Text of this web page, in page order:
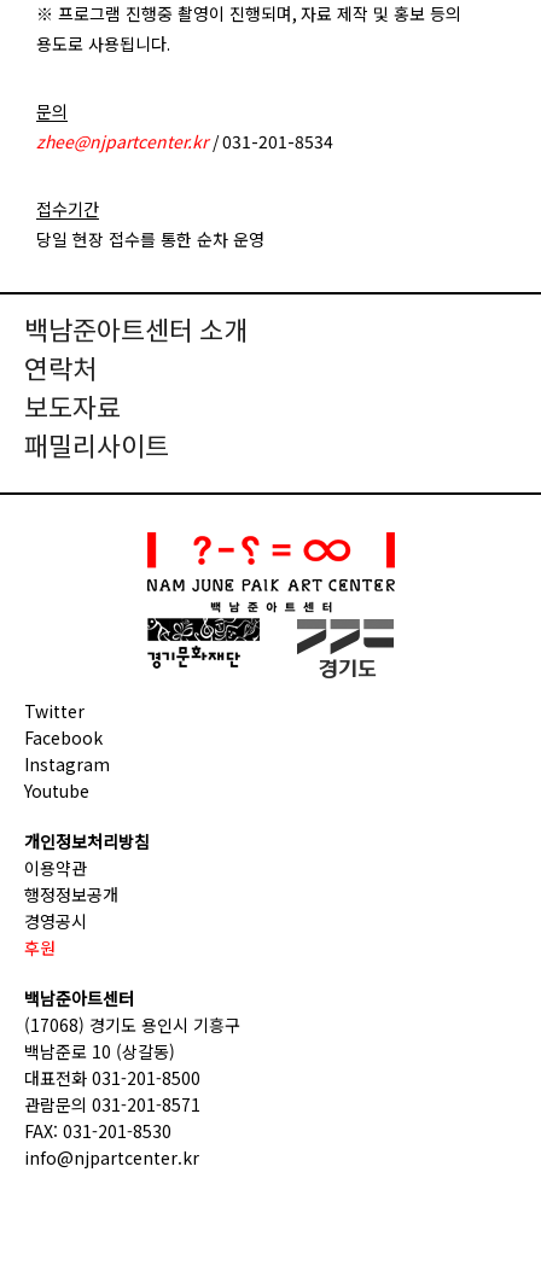
※ 프로그램 진행중 촬영이 진행되며, 자료 제작 및 홍보 등의
용도로 사용됩니다.
문의
zhee@njpartcenter.kr / 031-201-8534
접수기간
당일 현장 접수를 통한 순차 운영
백남준아트센터 소개
연락처
보도자료
패밀리사이트
Twitter
Facebook
Instagram
Youtube
개인정보처리방침
이용약관
행정정보공개
경영공시
후원
백남준아트센터
(17068) 경기도 용인시 기흥구
백남준로 10 (상갈동)
대표전화 031-201-8500
관람문의 031-201-8571
FAX: 031-201-8530
info@njpartcenter.kr